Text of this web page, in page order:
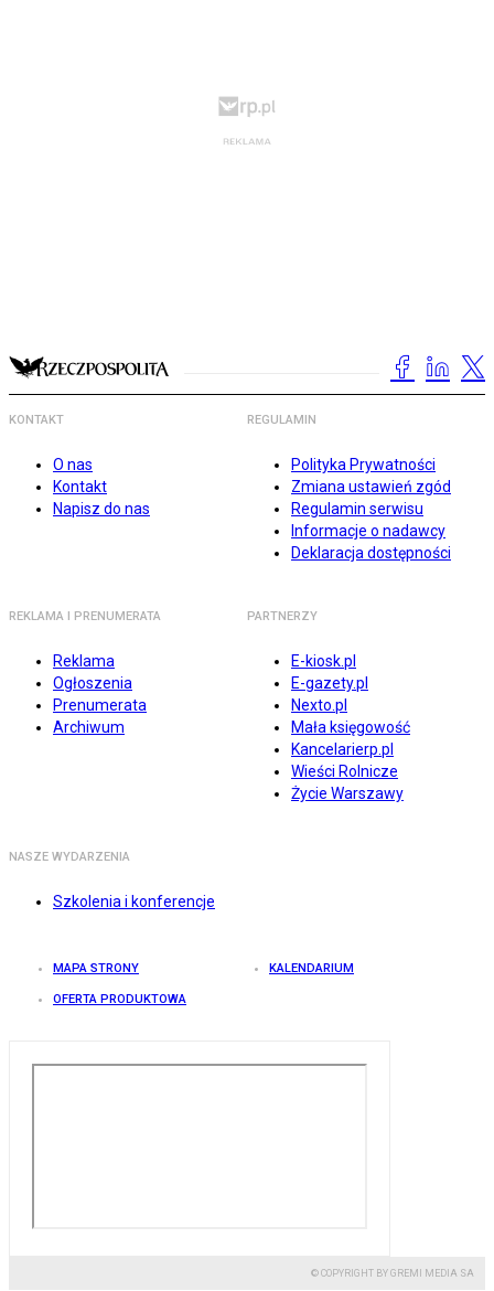
KONTAKT
O nas
Kontakt
Napisz do nas
REGULAMIN
Polityka Prywatności
Zmiana ustawień zgód
Regulamin serwisu
Informacje o nadawcy
Deklaracja dostępności
REKLAMA I PRENUMERATA
Reklama
Ogłoszenia
Prenumerata
Archiwum
PARTNERZY
E-kiosk.pl
E-gazety.pl
Nexto.pl
Mała księgowość
Kancelarierp.pl
Wieści Rolnicze
Życie Warszawy
NASZE WYDARZENIA
Szkolenia i konferencje
MAPA STRONY KALENDARIUM
OFERTA PRODUKTOWA
© COPYRIGHT BY GREMI MEDIA SA